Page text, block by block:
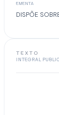
EMENTA
DISPÕE
TEXTO
INTEGRAL